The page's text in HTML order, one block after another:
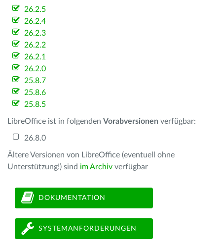
26.2.5
26.2.4
26.2.3
26.2.2
26.2.1
26.2.0
25.8.7
25.8.6
25.8.5
LibreOffice ist in folgenden Vorabversionen verfügbar:
26.8.0
Ältere Versionen von LibreOffice (eventuell ohne
Unterstützung!) sind im Archiv verfügbar
DOKUMENTATION
SYSTEMANFORDERUNGEN